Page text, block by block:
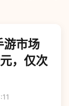
市场
，仅次